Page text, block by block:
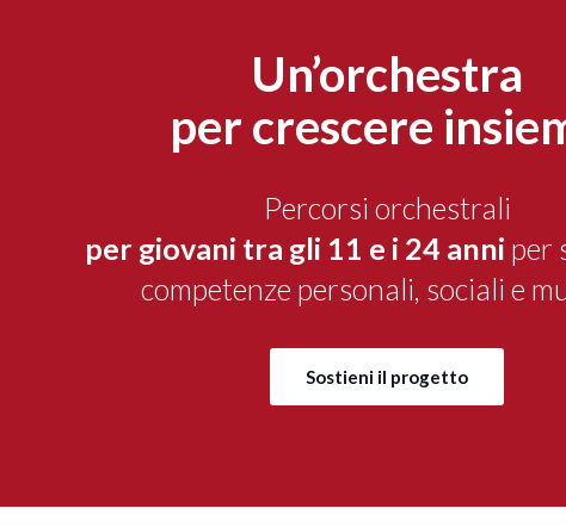
Un’orchestra
per crescere
Percorsi orchestrali
per giovani tra gli 11 e i 24 anni per
competenze personali, sociali e
Sostieni il progetto